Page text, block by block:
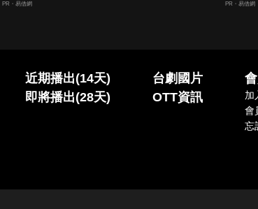
PR・易借網 PR・易借網
近期播出(14天)
即將播出(28天)
台劇國片
OTT資訊
加
會
忘